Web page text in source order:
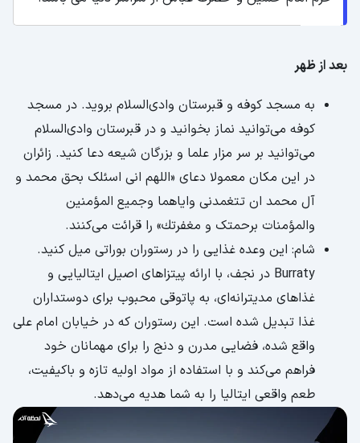
بعد از ظهر
به مسجد کوفه و قبرستان وادی‌السلام بروید. در مسجد
کوفه می‌توانید نماز بخوانید و در قبرستان وادی‌السلام
می‌توانید بر سر مزار علما و بزرگان شیعه دعا کنید. زائران
در این مکان معمولا دعای «اللهم انی اسئلک بحق محمد و
آل محمد ان تتغمدنی وایاهما وجميع المؤمنین
والمؤمنات برحمتک و مغفرتك» را قرائت می‌کنند.
شام: این وعده غذایی را در رستوران بوراتی میل کنید.
Burraty در نجف، با ارائه پیتزاهای اصیل ایتالیایی و
غذاهای مدیترانه‌ای، به پاتوقی محبوب برای دوستداران
غذا تبدیل شده است. این رستوران که در خیابان امام علی
واقع شده، فضایی مدرن و دنج را برای مهمانان خود
فراهم می‌کند و با استفاده از مواد اولیه تازه و باکیفیت،
طعم واقعی ایتالیا را به شما هدیه می‌دهد.